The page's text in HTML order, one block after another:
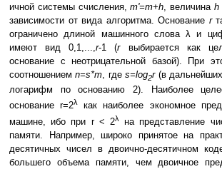
ичной системы счисления,m'=m+h , величина h
зависимости от вида алгоритма. Основание r
ограничено длиной машинного слова λ и
имеют вид 0,1,...,r-1 (rвыбирается как
основание с неотрицательной базой). При
соотношениемn=s*m , гдеs=log2r(в
логарифм по основанию 2). Наиболее
основание r=2λ
как наиболее экономное
машине, ибо при r < 2λ
на представление
памяти. Например, широко принятое на
десятичных чисел в двоично-десятичном
большего объема памяти, чем двоичное